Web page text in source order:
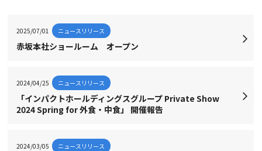
2025/07/01 ニュースリリース
赤坂本社ショールーム オープン
2024/04/25 ニュースリリース
「インパクトホールディングスグループ Private Show
2024 Spring for 外食・中食」 開催報告
2024/03/05 ニュースリリース